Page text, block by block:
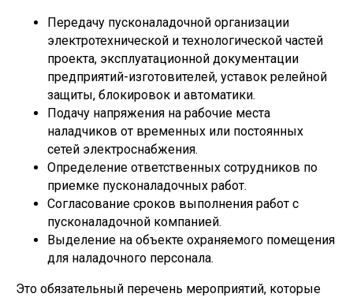
Передачу пусконаладочной организации
электротехнической и технологической частей
проекта, эксплуатационной документации
предприятий-изготовителей, уставок релейной
защиты, блокировок и автоматики.
Подачу напряжения на рабочие места
наладчиков от временных или постоянных
сетей электроснабжения.
Определение ответственных сотрудников по
приемке пусконаладочных работ.
Согласование сроков выполнения работ с
пусконаладочной компанией.
Выделение на объекте охраняемого помещения
для наладочного персонала.
Это обязательный перечень мероприятий, которые